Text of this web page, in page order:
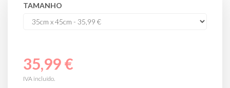
TAMANHO
35,99 €
IVA incluído.